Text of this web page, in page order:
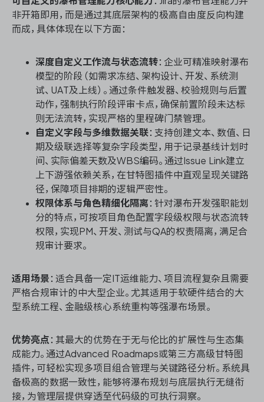
非开箱即用，而是通过其底层架构的极高自由度反向构建
而成，具体体现在以下方面：
深度自定义工作流与状态流转：企业可精准映射瀑布
模型的阶段（如需求冻结、架构设计、开发、系统测
试、UAT及上线）。通过条件触发器、校验规则与后置
动作，强制执行阶段评审卡点，确保前置阶段未达标
则无法流转，实现严格的里程碑门禁管理。
自定义字段与多维数据关联：支持创建文本、数值、日
期及级联选择等复杂字段类型，用于记录基线计划时
间、实际偏差天数及WBS编码。通过Issue Link建立
上下游强依赖关系，在甘特图插件中直观呈现关键路
径，保障项目排期的逻辑严密性。
权限体系与角色精细化隔离 ：针对瀑布开发强职能划
分的特点，可按项目角色配置字段级权限与状态流转
权限，实现PM、开发、测试与QA的权责隔离，满足合
规审计要求。
适用场景 ：适合具备一定IT运维能力、项目流程复杂且需要
严格合规审计的中大型企业。尤其适用于软硬件结合的大
型系统工程、金融级核心系统重构等强瀑布场景。
优势亮点 ：其最大的优势在于无与伦比的扩展性与生态集
成能力。通过Advanced Roadmaps或第三方高级甘特图
插件，可轻松实现多项目组合管理与关键路径分析。系统具
备极高的数据一致性，能够将瀑布规划与底层执行无缝衔
接，为管理层提供穿透至代码级的可执行洞察。